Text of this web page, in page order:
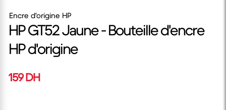
Encre d'origine HP
HP GT52 Jaune - Bouteille d'encre
HP d'origine
159 DH